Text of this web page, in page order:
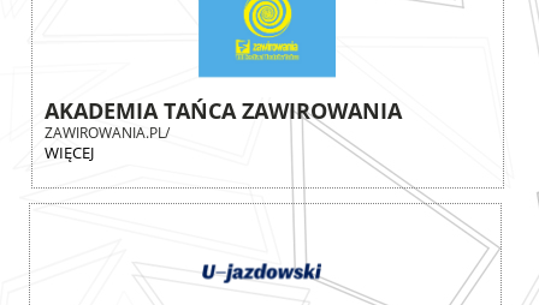
AKADEMIA TAŃCA ZAWIROWANIA
ZAWIROWANIA.PL/
WIĘCEJ